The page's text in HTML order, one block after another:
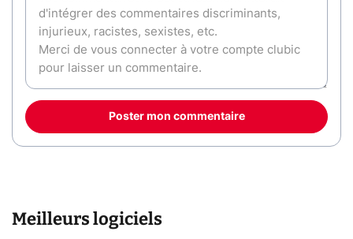
Poster mon commentaire
Meilleurs logiciels